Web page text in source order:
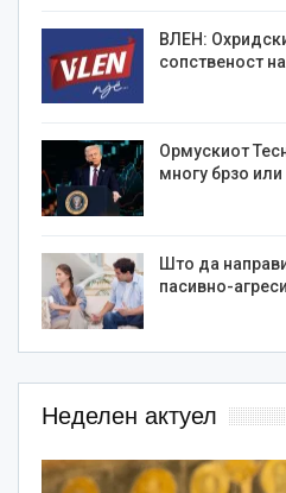
ВЛЕН:
сопственост
Ормускиот
многу брзо
Што да
пасивно-
Неделен актуел